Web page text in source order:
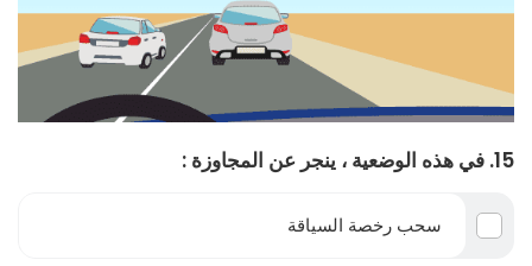
15. في هذه الوضعية ، ينجر عن المجاوزة :
سحب رخصة السياقة